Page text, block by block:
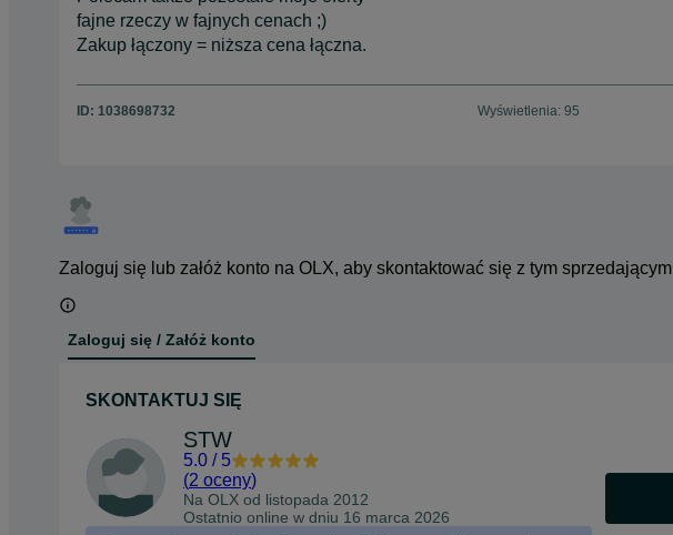
fajne rzeczy w fajnych cenach ;)
Zakup łączony = niższa cena łączna.
ID: 1038698732 Wyświetlenia: 95
Zaloguj się lub załóż konto na OLX, aby skontaktować się z tym sprzedającym
Zaloguj się / Załóż konto
SKONTAKTUJ SIĘ
STW
5.0 / 5
(2 oceny)
Na OLX od listopada 2012
Ostatnio online w dniu 16 marca 2026